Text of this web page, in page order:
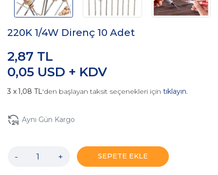
220K 1/4W Direnç 10 Adet
0,05 USD + KDV
2,87 TL
1,08 TL'den başlayan taksit seçenekleri için tıklayın.
Aynı Gün Kargo
- + SEPETE EKLE